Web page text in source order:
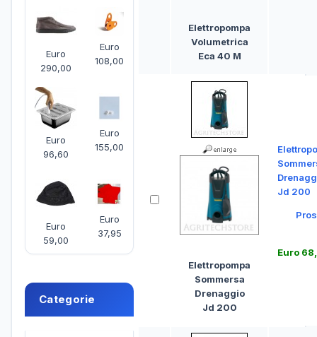
Euro
290,00
Euro
108,00
Euro
96,60
Euro
155,00
Euro
59,00
Euro
37,95
Categorie
Elettropompa
Volumetrica
Eca 40 M
Elettropompa
Sommersa
Drenaggio
Jd 200
Jd 200
Euro